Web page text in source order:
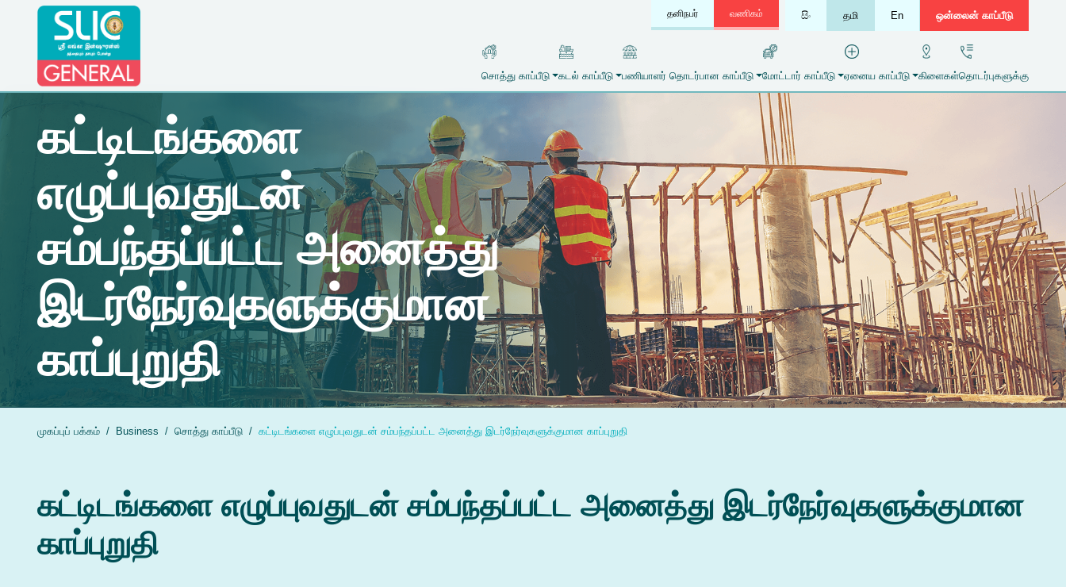
தனிநபர் வணிகம் සිං தமி En ஒன்லைன் காப்பீடு
சொத்து காப்பீடு கடல் காப்பீடு பணியாளர் தொடர்பான காப்பீடு மோட்டார் காப்பீடு ஏனைய காப்பீடு கிளைகள்தொடர்புகளுக்கு
கட்டிடங்களை
எழுப்புவதுடன்
சம்பந்தப்பட்ட அனைத்து
இடர்நேர்வுகளுக்குமான
காப்புறுதி
முகப்புப் பக்கம் Business சொத்து காப்பீடு கட்டிடங்களை எழுப்புவதுடன் சம்பந்தப்பட்ட அனைத்து இடர்நேர்வுகளுக்குமான காப்புறுதி
கட்டிடங்களை எழுப்புவதுடன் சம்பந்தப்பட்ட அனைத்து இடர்நேர்வுகளுக்குமான
காப்புறுதி